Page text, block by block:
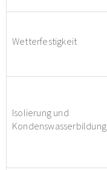
Wetterfestigkeit
Isolierung und
Kondenswasserbildung